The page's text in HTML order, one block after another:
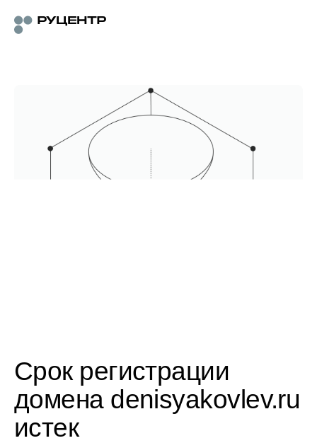
Срок регистрации
домена denisyakovlev.ru
истек